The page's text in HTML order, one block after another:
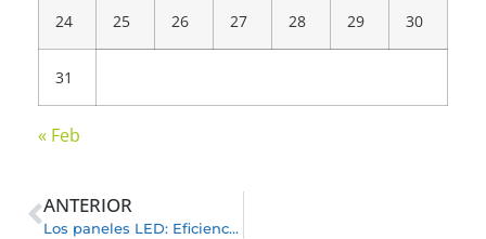
24 25 26 27 28 29 30
31
« Feb
ANTERIOR
Los paneles LED: Eficiencia y Versatilidad